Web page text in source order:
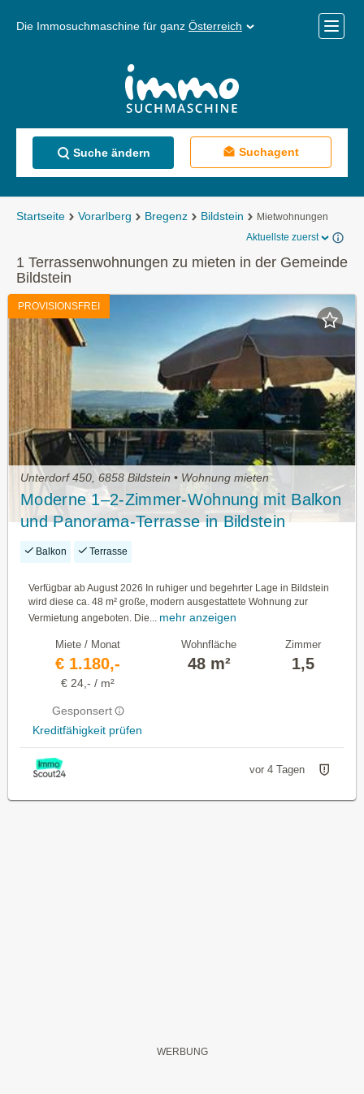
Die Immosuchmaschine für ganz Österreich
Menü
Suche ändern Suchagent
Startseite Vorarlberg Bregenz Bildstein
Mietwohnungen
Aktuellste zuerst
1 Terrassenwohnungen zu mieten in der Gemeinde
Bildstein
PROVISIONSFREI
Unterdorf 450, 6858 Bildstein • Wohnung mieten
Moderne 1–2‑Zimmer‑Wohnung mit Balkon
und Panorama‑Terrasse in Bildstein
Balkon Terrasse
Verfügbar ab August 2026 In ruhiger und begehrter Lage in Bildstein
wird diese ca. 48 m² große, modern ausgestattete Wohnung zur
Vermietung angeboten. Die...
mehr anzeigen
Miete / Monat
€ 1.180,-
€ 24,- / m²
Gesponsert
Kreditfähigkeit prüfen
Wohnfläche
48 m²
Zimmer
1,5
vor 4 Tagen